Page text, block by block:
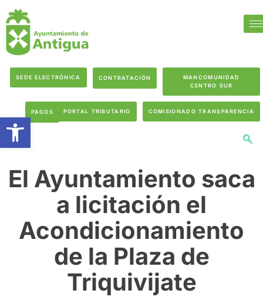
SEDE ELECTRÓNICA CONTRATACIÓN
MANCOMUNIDAD
CENTRO SUR
PAGOS PORTAL TRIBUTARIO COMISIONADO TRANSPARENCIA
El Ayuntamiento saca
a licitación el
Acondicionamiento
de la Plaza de
Triquivijate
Abrir barra de herramientas